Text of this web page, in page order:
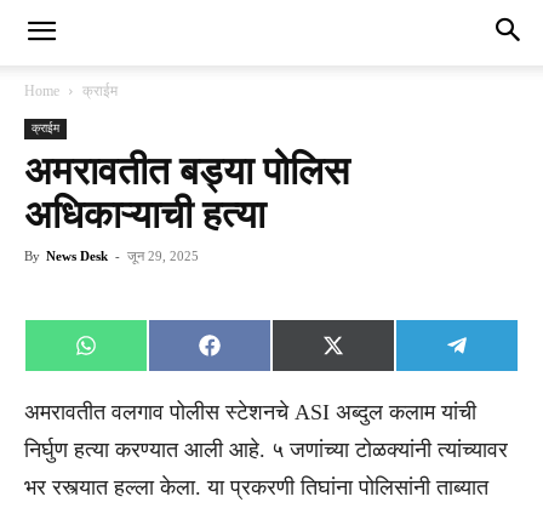
Home क्राईम
क्राईम
अमरावतीत बड्या पोलिस
अधिकाऱ्याची हत्या
By News Desk - जून 29, 2025
Share
on
WhatsApp
Share
on
Facebook
Share
on
X
(Twitter)
Share
on
अमरावतीत वलगाव पोलीस स्टेशनचे ASI अब्दुल कलाम यांची
निर्घुण हत्या करण्यात आली आहे. ५ जणांच्या टोळक्यांनी त्यांच्यावर
भर रस्त्यात हल्ला केला. या प्रकरणी तिघांना पोलिसांनी ताब्यात